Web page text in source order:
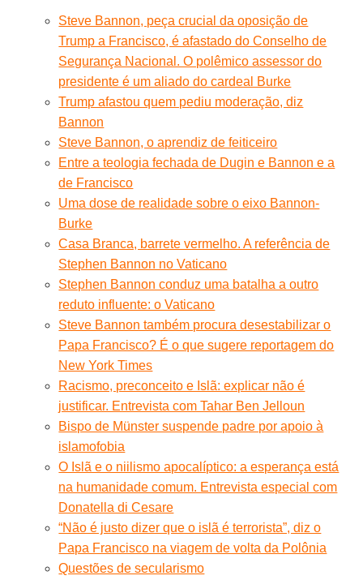
Steve Bannon, peça crucial da oposição de
Trump a Francisco, é afastado do Conselho de
Segurança Nacional. O polêmico assessor do
presidente é um aliado do cardeal Burke
Trump afastou quem pediu moderação, diz
Bannon
Steve Bannon, o aprendiz de feiticeiro
Entre a teologia fechada de Dugin e Bannon e a
de Francisco
Uma dose de realidade sobre o eixo Bannon-
Burke
Casa Branca, barrete vermelho. A referência de
Stephen Bannon no Vaticano
Stephen Bannon conduz uma batalha a outro
reduto influente: o Vaticano
Steve Bannon também procura desestabilizar o
Papa Francisco? É o que sugere reportagem do
New York Times
Racismo, preconceito e Islã: explicar não é
justificar. Entrevista com Tahar Ben Jelloun
Bispo de Münster suspende padre por apoio à
islamofobia
O Islã e o niilismo apocalíptico: a esperança está
na humanidade comum. Entrevista especial com
Donatella di Cesare
“Não é justo dizer que o islã é terrorista”, diz o
Papa Francisco na viagem de volta da Polônia
Questões de secularismo